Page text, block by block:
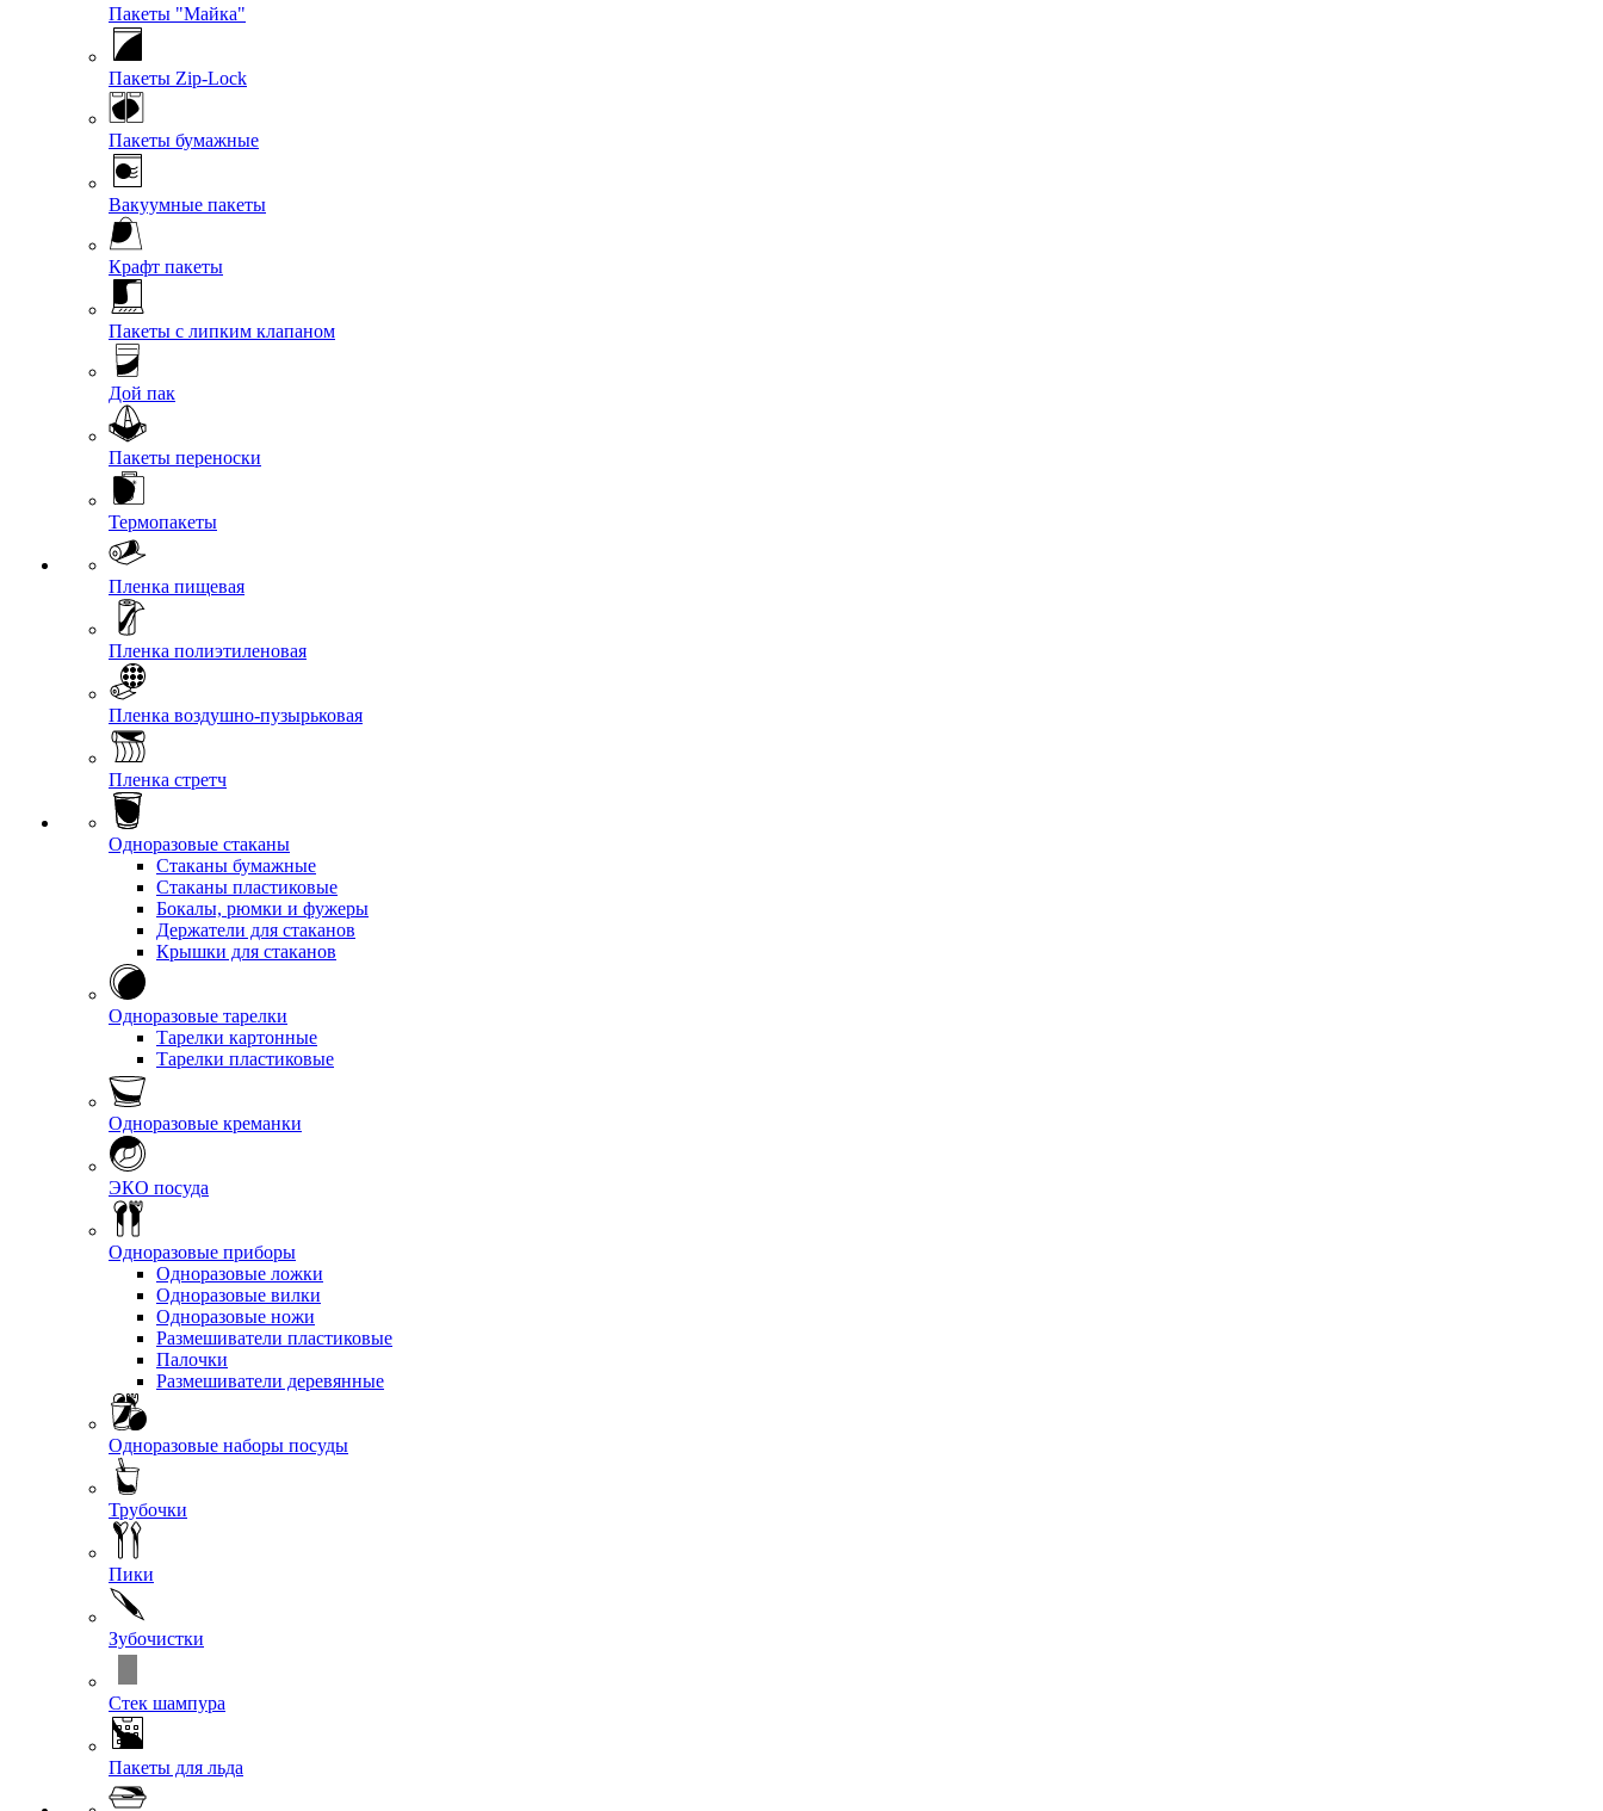
Пакеты "Майка"
Пакеты Zip-Lock
Пакеты бумажные
Вакуумные пакеты
Крафт пакеты
Пакеты с липким клапаном
Дой пак
Пакеты переноски
Термопакеты
Пленка пищевая
Пленка полиэтиленовая
Пленка воздушно-пузырьковая
Пленка стретч
Одноразовые стаканы
Стаканы бумажные
Стаканы пластиковые
Бокалы, рюмки и фужеры
Держатели для стаканов
Крышки для стаканов
Одноразовые тарелки
Тарелки картонные
Тарелки пластиковые
Одноразовые креманки
ЭКО посуда
Одноразовые приборы
Одноразовые ложки
Одноразовые вилки
Одноразовые ножи
Размешиватели пластиковые
Палочки
Размешиватели деревянные
Одноразовые наборы посуды
Трубочки
Пики
Зубочистки
Стек шампура
Пакеты для льда